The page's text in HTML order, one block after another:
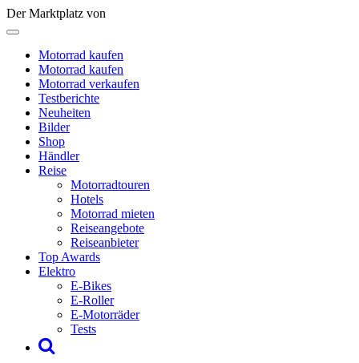
Der Marktplatz von
Motorrad kaufen
Motorrad kaufen
Motorrad verkaufen
Testberichte
Neuheiten
Bilder
Shop
Händler
Reise
Motorradtouren
Hotels
Motorrad mieten
Reiseangebote
Reiseanbieter
Top Awards
Elektro
E-Bikes
E-Roller
E-Motorräder
Tests